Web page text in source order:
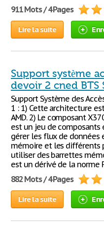
911 Mots / 4 Pages
Lire la suite
Support système
devoir 2 cned BTS
Support Système des
1 : 1) Cette architecture
AMD. 2) Le composant
est un jeu de
gérer les flux de données
mémoire et les différents
utiliser des barrettes
est un dérivé de la norme
882 Mots / 4 Pages
Lire la suite